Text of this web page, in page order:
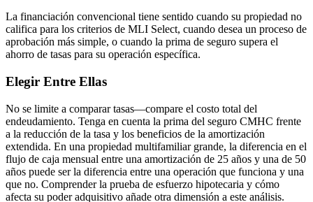
La financiación convencional tiene sentido cuando su propiedad no
califica para los criterios de MLI Select, cuando desea un proceso de
aprobación más simple, o cuando la prima de seguro supera el
ahorro de tasas para su operación específica.
Elegir Entre Ellas
No se limite a comparar tasas—compare el costo total del
endeudamiento. Tenga en cuenta la prima del seguro CMHC frente
a la reducción de la tasa y los beneficios de la amortización
extendida. En una propiedad multifamiliar grande, la diferencia en el
flujo de caja mensual entre una amortización de 25 años y una de 50
años puede ser la diferencia entre una operación que funciona y una
que no. Comprender la prueba de esfuerzo hipotecaria y cómo
afecta su poder adquisitivo añade otra dimensión a este análisis.